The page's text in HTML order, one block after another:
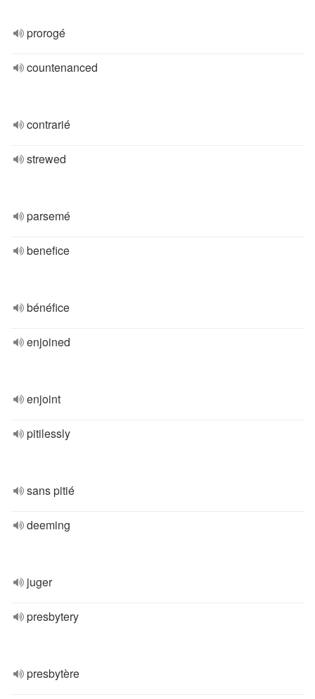
prorogé
countenanced
contrarié
strewed
parsemé
benefice
bénéfice
enjoined
enjoint
pitilessly
sans pitié
deeming
juger
presbytery
presbytère